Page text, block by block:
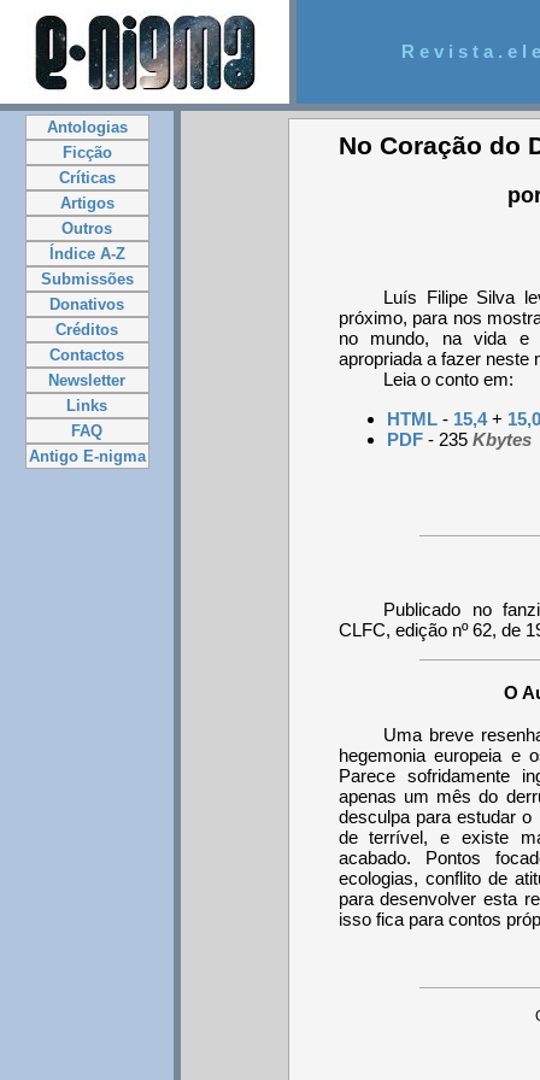
R e v i s t a . e l
Antologias
Ficção
Críticas
Artigos
Outros
Índice A-Z
Submissões
Donativos
Créditos
Contactos
Newsletter
Links
FAQ
Antigo E-nigma
No Coração do
Luís Filipe Silva
próximo, para nos
no mundo, na vida e
apropriada a fazer neste
Leia o conto em:
HTML- 15,4+ 15,0
PDF- 235 Kbytes
Publicado no
CLFC, edição nº 62, de
O
Uma breve
hegemonia europeia e
Parece sofridamente
apenas um mês do
desculpa para estudar
de terrível, e existe
acabado. Pontos
ecologias, conflito de
para desenvolver esta
isso fica para contos